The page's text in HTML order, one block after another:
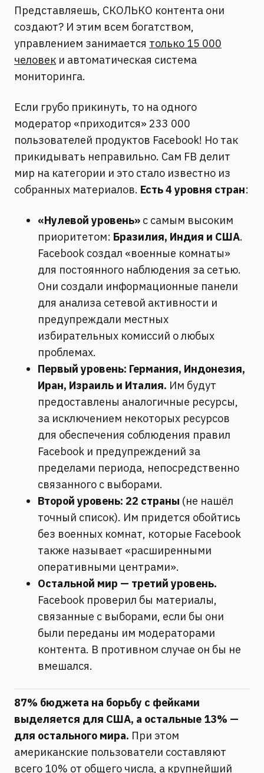
Представляешь, СКОЛЬКО контента они
создают? И этим всем богатством,
управлением занимается только 15 000
человек и автоматическая система
мониторинга.
Если грубо прикинуть, то на одного
модератор «приходится» 233 000
пользователей продуктов Facebook! Но так
прикидывать неправильно. Сам FB делит
мир на категории и это стало известно из
собранных материалов. Есть 4 уровня стран:
«Нулевой уровень» с самым высоким
приоритетом: Бразилия, Индия и США.
Facebook создал «военные комнаты»
для постоянного наблюдения за сетью.
Они создали информационные панели
для анализа сетевой активности и
предупреждали местных
избирательных комиссий о любых
проблемах.
Первый уровень: Германия, Индонезия,
Иран, Израиль и Италия. Им будут
предоставлены аналогичные ресурсы,
за исключением некоторых ресурсов
для обеспечения соблюдения правил
Facebook и предупреждений за
пределами периода, непосредственно
связанного с выборами.
Второй уровень: 22 страны (не нашёл
точный список). Им придется обойтись
без военных комнат, которые Facebook
также называет «расширенными
оперативными центрами».
Остальной мир — третий уровень.
Facebook проверил бы материалы,
связанные с выборами, если бы они
были переданы им модераторами
контента. В противном случае он бы не
вмешался.
87% бюджета на борьбу с фейками
выделяется для США, а остальные 13% —
для остального мира. При этом
американские пользователи составляют
всего 10% от общего числа, а крупнейший